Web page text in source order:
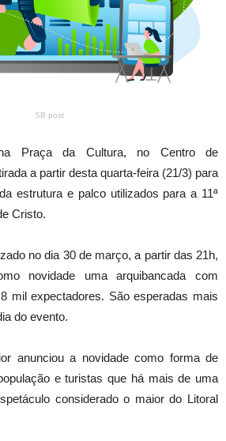
SB post
Praça da Cultura, no Centro de
a partir desta quarta-feira (21/3) para
estrutura e palco utilizados para a 11ª
Cristo.
no dia 30 de março, a partir das 21h,
novidade uma arquibancada com
mil expectadores. São esperadas mais
do evento.
anunciou a novidade como forma de
e turistas que há mais de uma
considerado o maior do Litoral